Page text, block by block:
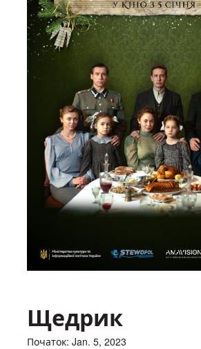
Щедрик
Початок: Jan. 5, 2023